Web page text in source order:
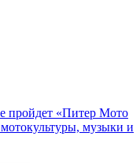
пройдет «Питер Мото
музыки и